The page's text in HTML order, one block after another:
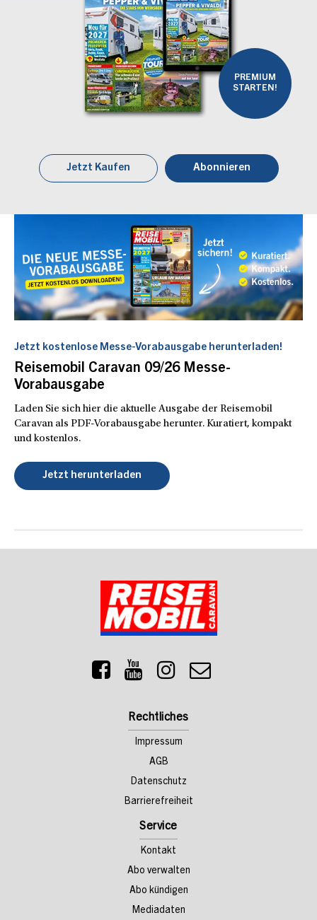
PREMIUM
STARTEN!
Jetzt Kaufen Abonnieren
Jetzt kostenlose Messe-Vorabausgabe herunterladen!
Reisemobil Caravan 09/26 Messe-
Vorabausgabe
Laden Sie sich hier die aktuelle Ausgabe der Reisemobil
Caravan als PDF-Vorabausgabe herunter. Kuratiert, kompakt
und kostenlos.
Jetzt herunterladen
Rechtliches
Impressum
AGB
Datenschutz
Barrierefreiheit
Service
Kontakt
Abo verwalten
Abo kündigen
Mediadaten